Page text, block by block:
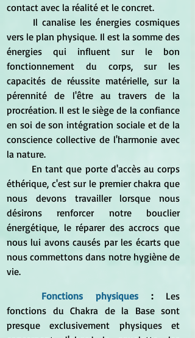
contact avec la réalité et le concret.
vers le plan physique. Il est la somme des
énergies qui influent sur le bon
fonctionnement du corps, sur les
capacités de réussite matérielle, sur la
pérennité de l'être au travers de la
procréation. Il est le siège de la confiance
en soi de son intégration sociale et de la
conscience collective de l'harmonie avec
la nature.
éthérique, c'est sur le premier chakra que
nous devons travailler lorsque nous
désirons renforcer notre bouclier
énergétique, le réparer des accrocs que
nous lui avons causés par les écarts que
nous commettons dans notre hygiène de
vie.
Fonctions physiques : Les
fonctions du Chakra de la Base sont
presque exclusivement physiques et